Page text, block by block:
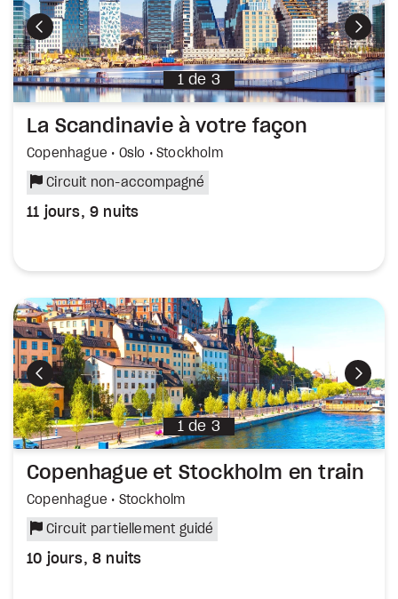
Précédent
1 de 3
La Scandinavie à votre façon
Copenhague • Oslo • Stockholm
Circuit non-accompagné
11 jours, 9 nuits
Précédent
1 de 3
Copenhague et Stockholm en train
Copenhague • Stockholm
Circuit partiellement guidé
10 jours, 8 nuits